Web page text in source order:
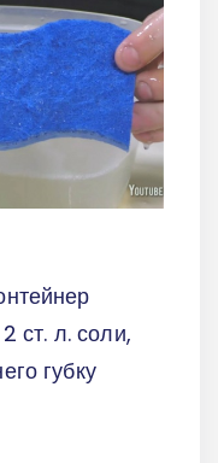
ст. л. соли,
губку